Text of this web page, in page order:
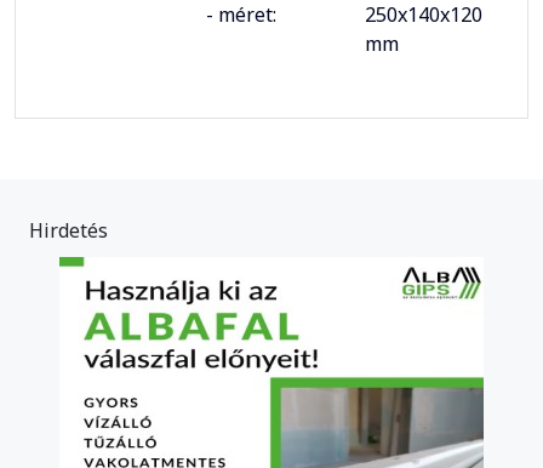
- méret:
250x140x120
mm
Hirdetés